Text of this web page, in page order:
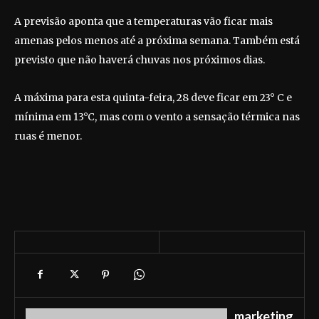
A previsão aponta que a temperaturas vão ficar mais
amenas pelos menos até a próxima semana. Também está
previsto que não haverá chuvas nos próximos dias.
A máxima para esta quinta-feira, 28 deve ficar em 23° C e
mínima em 13°C, mas com o vento a sensação térmica nas
ruas é menor.
marketing